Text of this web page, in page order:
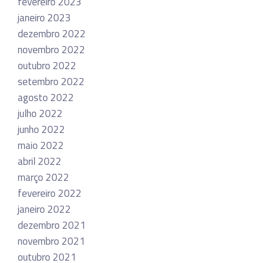
janeiro 2023
dezembro 2022
novembro 2022
outubro 2022
setembro 2022
agosto 2022
julho 2022
junho 2022
maio 2022
abril 2022
março 2022
fevereiro 2022
janeiro 2022
dezembro 2021
novembro 2021
outubro 2021